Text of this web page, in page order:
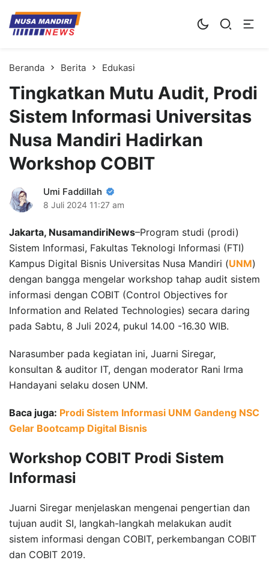
Kampus Digital Bisnis
Universitas Nusa Mandiri
Beranda Berita Edukasi
Tingkatkan Mutu Audit, Prodi
Sistem Informasi Universitas
Nusa Mandiri Hadirkan
Workshop COBIT
Umi Faddillah
8 Juli 2024 11:27 am
Jakarta, NusamandiriNews–Program studi (prodi)
Sistem Informasi, Fakultas Teknologi Informasi (FTI)
Kampus Digital Bisnis Universitas Nusa Mandiri (UNM)
dengan bangga mengelar workshop tahap audit sistem
informasi dengan COBIT (Control Objectives for
Information and Related Technologies) secara daring
pada Sabtu, 8 Juli 2024, pukul 14.00 -16.30 WIB.
Narasumber pada kegiatan ini, Juarni Siregar,
konsultan & auditor IT, dengan moderator Rani Irma
Handayani selaku dosen UNM.
Baca juga: Prodi Sistem Informasi UNM Gandeng NSC
Gelar Bootcamp Digital Bisnis
Workshop COBIT Prodi Sistem
Informasi
Juarni Siregar menjelaskan mengenai pengertian dan
tujuan audit SI, langkah-langkah melakukan audit
sistem informasi dengan COBIT, perkembangan COBIT
dan COBIT 2019.